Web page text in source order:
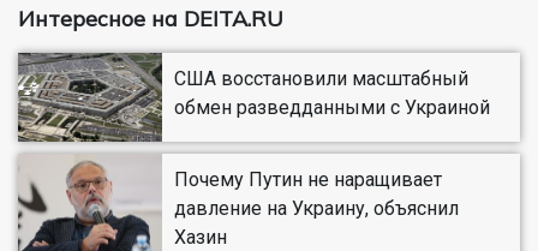
Интересное на DEITA.RU
США восстановили масштабный
обмен разведданными с Украиной
Почему Путин не наращивает
давление на Украину, объяснил
Хазин